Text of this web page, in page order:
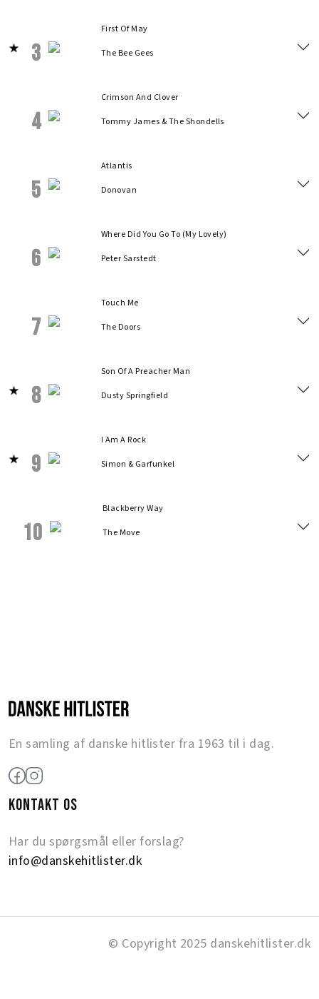
3
First Of May
The Bee Gees
4
Crimson And Clover
Tommy James & The Shondells
5
Atlantis
Donovan
6
Where Did You Go To (My Lovely)
Peter Sarstedt
7
Touch Me
The Doors
8
Son Of A Preacher Man
Dusty Springfield
9
I Am A Rock
Simon & Garfunkel
10
Blackberry Way
The Move
En samling af danske hitlister fra 1963 til i dag.
KONTAKT OS
Har du spørgsmål eller forslag?
info@danskehitlister.dk
© Copyright 2025 danskehitlister.dk